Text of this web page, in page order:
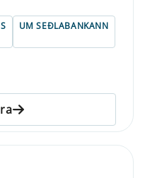
UM SEÐLABANKANN